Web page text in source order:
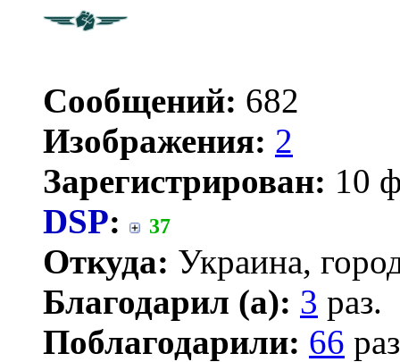
Сообщений: 682
Изображения: 2
Зарегистрирован: 10
DSP: 37
Откуда: Украина,
Благодарил (а): 3 раз.
Поблагодарили: 66